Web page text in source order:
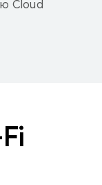
Cloud